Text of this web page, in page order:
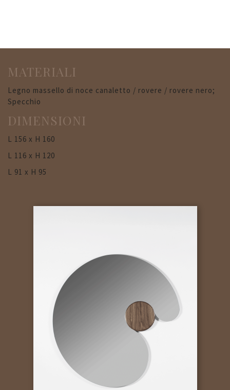
MATERIALI
Legno massello di noce canaletto / rovere / rovere nero;
Specchio
DIMENSIONI
L 156 x H 160
L 116 x H 120
L 91 x H 95